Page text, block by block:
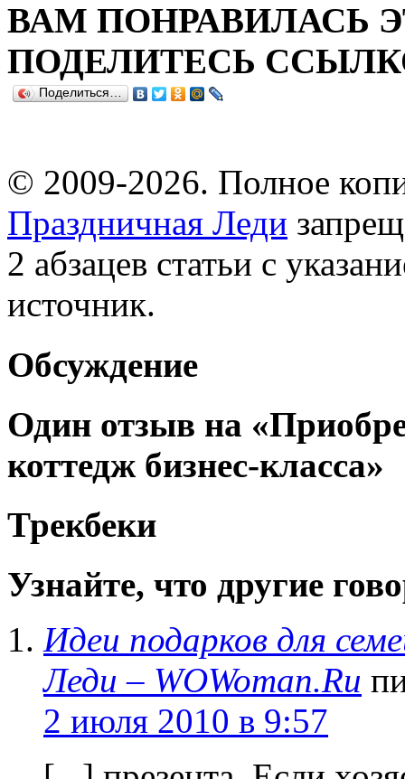
ВАМ ПОНРАВИЛАСЬ
ПОДЕЛИТЕСЬ
Поделиться…
© 2009-2026. Полное
Праздничная Леди
2 абзацев статьи с
источник.
Обсуждение
Один отзыв на
коттедж бизнес-класса»
Трекбеки
Узнайте, что другие
Идеи подарков для
Леди – WOWoman.Ru
2 июля 2010 в 9:57